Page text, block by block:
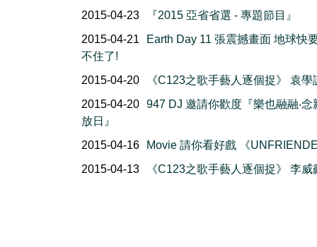
2015-04-23
『2015 亞省省選 - 專題節目』
2015-04-21
Earth Day 11 張震撼畫面 地球快
不住了!
2015-04-20
《C123之歌手藝人逐個捉》 袁學
2015-04-20 947 DJ 邀請你歡度『樂也融融‧念
放日』
2015-04-16
Movie 請你看好戲 《
2015-04-13
《C123之歌手藝人逐個捉》 李威